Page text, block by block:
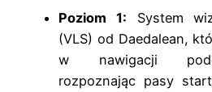
Poziom 1: System
(VLS) od Daedalean,
w nawigacji
rozpoznając pasy